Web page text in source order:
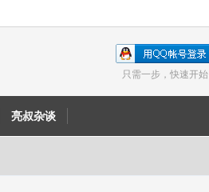
只需一步，快速开始
亮叔杂谈